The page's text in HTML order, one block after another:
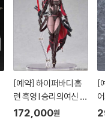
[예약] 하이퍼바디 홍
련 흑영 l 승리의여신 니
케
172,000원
[